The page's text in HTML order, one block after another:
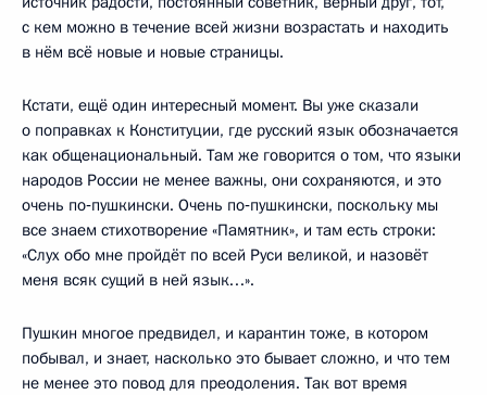
с кем можно в течение всей жизни возрастать и находить
в нём всё новые и новые страницы.
Кстати, ещё один интересный момент. Вы уже сказали
о поправках к Конституции, где русский язык обозначается
как общенациональный. Там же говорится о том, что языки
народов России не менее важны, они сохраняются, и это
очень по‑пушкински. Очень по‑пушкински, поскольку мы
все знаем стихотворение «Памятник», и там есть строки:
«Слух обо мне пройдёт по всей Руси великой, и назовёт
меня всяк сущий в ней язык…».
Пушкин многое предвидел, и карантин тоже, в котором
побывал, и знает, насколько это бывает сложно, и что тем
не менее это повод для преодоления. Так вот время